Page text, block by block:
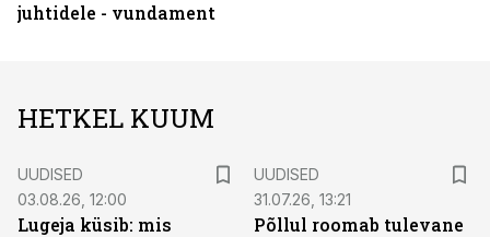
juhtidele - vundament
HETKEL KUUM
UUDISED
03.08.26, 12:00
Lugeja küsib: mis
UUDISED
31.07.26, 13:21
Põllul roomab tulevane